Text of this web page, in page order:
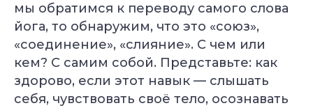
мы обратимся к переводу самого слова
йога, то обнаружим, что это «союз»,
«соединение», «слияние». С чем или
кем? С самим собой. Представьте: как
здорово, если этот навык — слышать
себя, чувствовать своё тело, осознавать